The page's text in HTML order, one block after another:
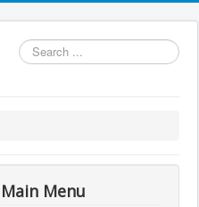
Search
...
Main Menu